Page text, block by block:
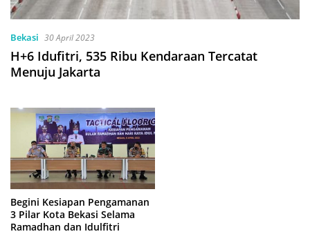
Bekasi 30 April 2023
H+6 Idufitri, 535 Ribu Kendaraan Tercatat
Menuju Jakarta
Begini Kesiapan Pengamanan
3 Pilar Kota Bekasi Selama
Ramadhan dan Idulfitri